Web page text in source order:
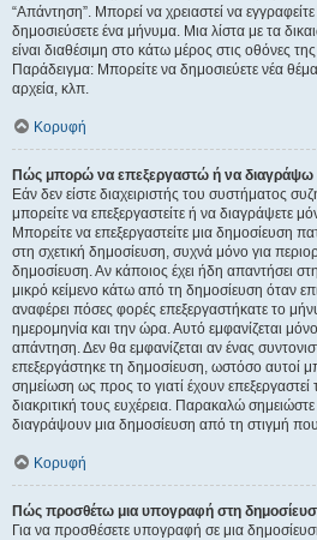
“Απάντηση”. Μπορεί να χρειαστεί να
δημοσιεύσετε ένα μήνυμα. Μια λίστα με τα
είναι διαθέσιμη στο κάτω μέρος στις οθόνες
Παράδειγμα: Μπορείτε να δημοσιεύετε νέα
αρχεία, κλπ.
Κορυφή
Πώς μπορώ να επεξεργαστώ ή να διαγράψω
Εάν δεν είστε διαχειριστής του συστήματος
μπορείτε να επεξεργαστείτε ή να διαγράψετε
Μπορείτε να επεξεργαστείτε μια δημοσίευση
στη σχετική δημοσίευση, συχνά μόνο για
δημοσίευση. Αν κάποιος έχει ήδη απαντήσει
μικρό κείμενο κάτω από τη δημοσίευση όταν
αναφέρει πόσες φορές επεξεργαστήκατε το
ημερομηνία και την ώρα. Αυτό εμφανίζεται
απάντηση. Δεν θα εμφανίζεται αν ένας
επεξεργάστηκε τη δημοσίευση, ωστόσο αυτοί
σημείωση ως προς το γιατί έχουν
διακριτική τους ευχέρεια. Παρακαλώ
διαγράψουν μια δημοσίευση από τη στιγμή
Κορυφή
Πώς προσθέτω μια υπογραφή στη
Για να προσθέσετε υπογραφή σε μια